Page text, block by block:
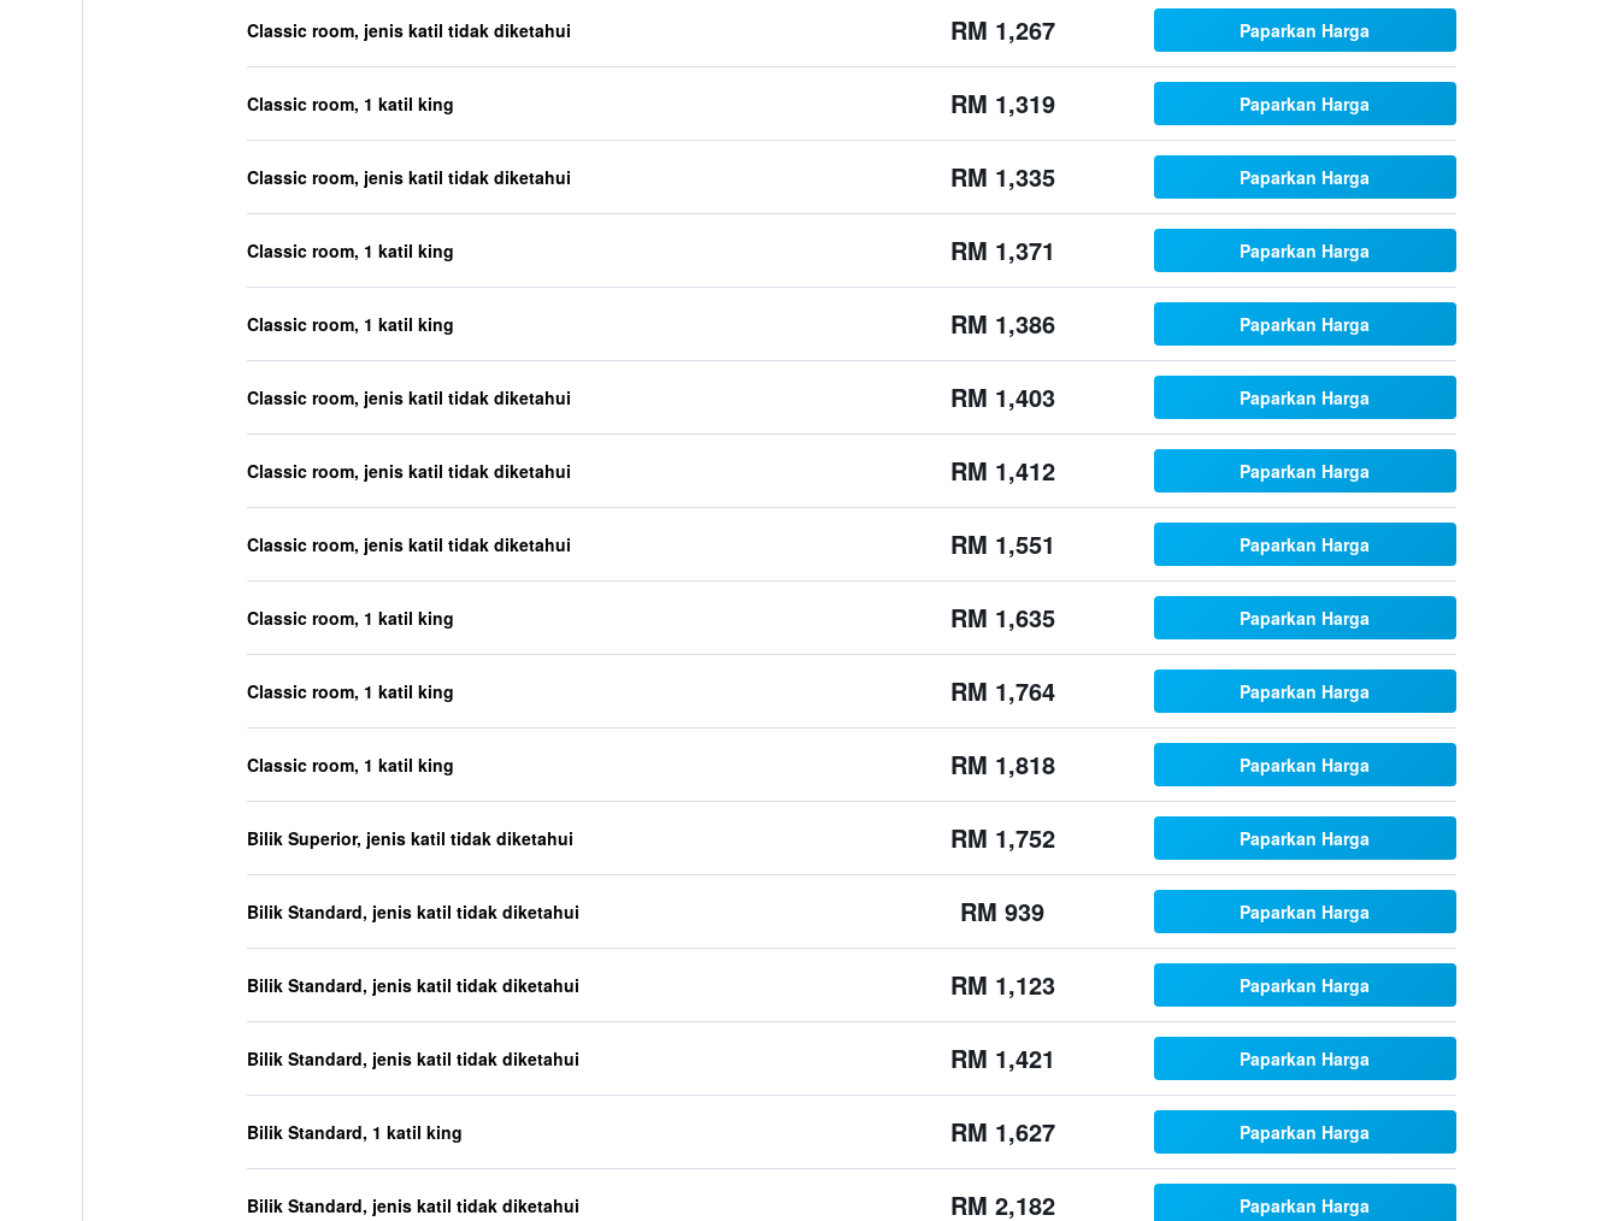
Classic room, jenis katil tidak diketahui RM 1,267 Paparkan Harga
Classic room, 1 katil king RM 1,319 Paparkan Harga
Classic room, jenis katil tidak diketahui RM 1,335 Paparkan Harga
Classic room, 1 katil king RM 1,371 Paparkan Harga
Classic room, 1 katil king RM 1,386 Paparkan Harga
Classic room, jenis katil tidak diketahui RM 1,403 Paparkan Harga
Classic room, jenis katil tidak diketahui RM 1,412 Paparkan Harga
Classic room, jenis katil tidak diketahui RM 1,551 Paparkan Harga
Classic room, 1 katil king RM 1,635 Paparkan Harga
Classic room, 1 katil king RM 1,764 Paparkan Harga
Classic room, 1 katil king RM 1,818 Paparkan Harga
Bilik Superior, jenis katil tidak diketahui RM 1,752 Paparkan Harga
Bilik Standard, jenis katil tidak diketahui RM 939 Paparkan Harga
Bilik Standard, jenis katil tidak diketahui RM 1,123 Paparkan Harga
Bilik Standard, jenis katil tidak diketahui RM 1,421 Paparkan Harga
Bilik Standard, 1 katil king RM 1,627 Paparkan Harga
Bilik Standard, jenis katil tidak diketahui RM 2,182 Paparkan Harga